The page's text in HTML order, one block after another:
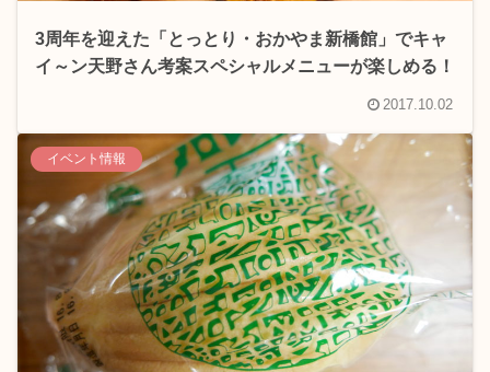
3周年を迎えた「とっとり・おかやま新橋館」でキャ
イ～ン天野さん考案スペシャルメニューが楽しめる！
2017.10.02
イベント情報